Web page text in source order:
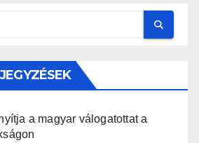
a magyar válogatottat a